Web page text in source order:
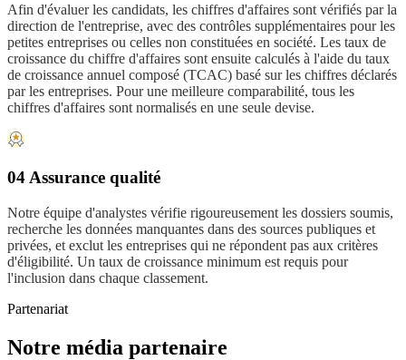
Afin d'évaluer les candidats, les chiffres d'affaires sont vérifiés par la
direction de l'entreprise, avec des contrôles supplémentaires pour les
petites entreprises ou celles non constituées en société. Les taux de
croissance du chiffre d'affaires sont ensuite calculés à l'aide du taux
de croissance annuel composé (TCAC) basé sur les chiffres déclarés
par les entreprises. Pour une meilleure comparabilité, tous les
chiffres d'affaires sont normalisés en une seule devise.
04 Assurance qualité
Notre équipe d'analystes vérifie rigoureusement les dossiers soumis,
recherche les données manquantes dans des sources publiques et
privées, et exclut les entreprises qui ne répondent pas aux critères
d'éligibilité. Un taux de croissance minimum est requis pour
l'inclusion dans chaque classement.
Partenariat
Notre média partenaire